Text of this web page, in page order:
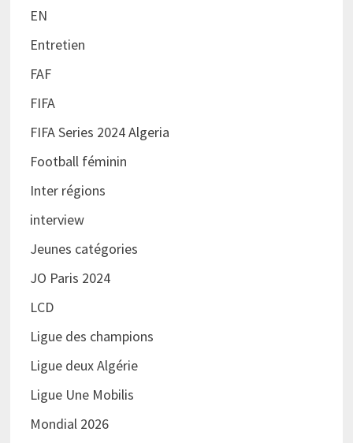
EN
Entretien
FAF
FIFA
FIFA Series 2024 Algeria
Football féminin
Inter régions
interview
Jeunes catégories
JO Paris 2024
LCD
Ligue des champions
Ligue deux Algérie
Ligue Une Mobilis
Mondial 2026